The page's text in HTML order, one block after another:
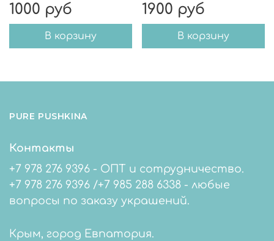
1000 руб
В корзину
1900 руб
В корзину
PURE PUSHKINA
Контакты
+7 978 276 9396 - ОПТ и сотрудничество.
+7 978 276 9396 /+7 985 288 6338 - любые
вопросы по заказу украшений.
Крым, город Евпатория.